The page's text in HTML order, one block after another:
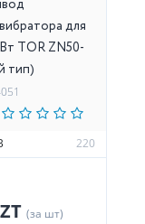
для
TOR ZN50-
тип)
220
(за шт)